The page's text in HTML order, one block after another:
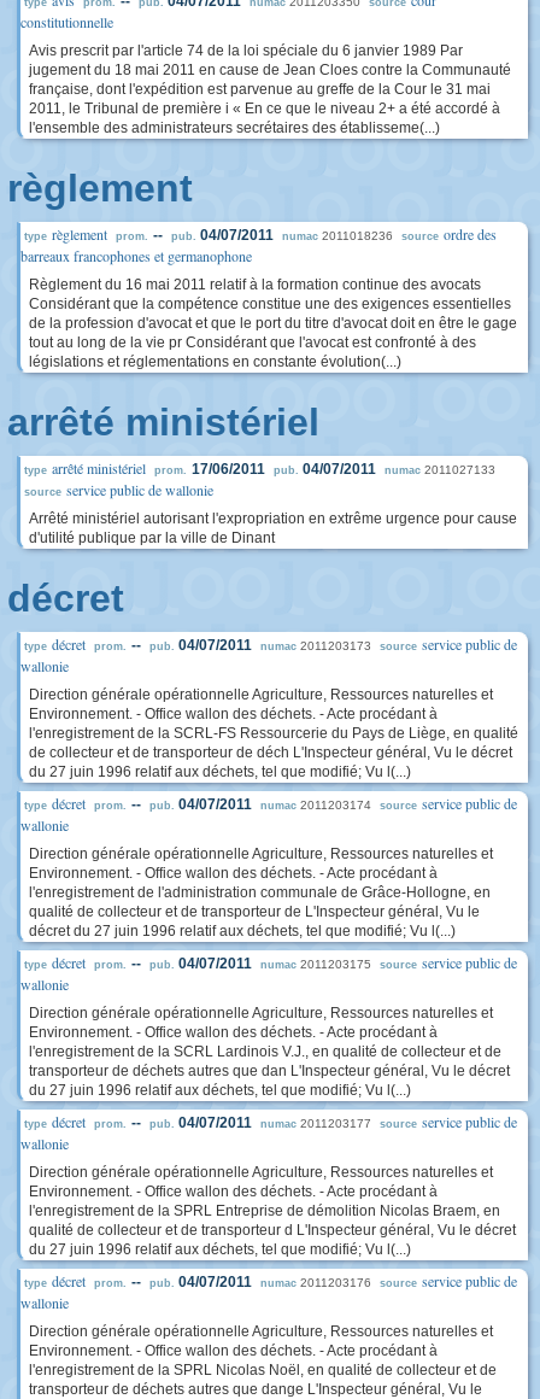
type prom. pub. numac source
constitutionnelle
Avis prescrit par l'article 74 de la loi spéciale du 6 janvier 1989 Par
jugement du 18 mai 2011 en cause de Jean Cloes contre la Communauté
française, dont l'expédition est parvenue au greffe de la Cour le 31 mai
2011, le Tribunal de première i « En ce que le niveau 2+ a été accordé à
l'ensemble des administrateurs secrétaires des établisseme(...)
règlement
type règlement prom. -- pub. 04/07/2011 numac 2011018236 source ordre des
barreaux francophones et germanophone
Règlement du 16 mai 2011 relatif à la formation continue des avocats
Considérant que la compétence constitue une des exigences essentielles
de la profession d'avocat et que le port du titre d'avocat doit en être le gage
tout au long de la vie pr Considérant que l'avocat est confronté à des
législations et réglementations en constante évolution(...)
arrêté ministériel
type arrêté ministériel prom. 17/06/2011 pub. 04/07/2011 numac 2011027133
source service public de wallonie
Arrêté ministériel autorisant l'expropriation en extrême urgence pour cause
d'utilité publique par la ville de Dinant
décret
type décret prom. -- pub. 04/07/2011 numac 2011203173 source service public de
wallonie
Direction générale opérationnelle Agriculture, Ressources naturelles et
Environnement. - Office wallon des déchets. - Acte procédant à
l'enregistrement de la SCRL-FS Ressourcerie du Pays de Liège, en qualité
de collecteur et de transporteur de déch L'Inspecteur général, Vu le décret
du 27 juin 1996 relatif aux déchets, tel que modifié; Vu l(...)
type décret prom. -- pub. 04/07/2011 numac 2011203174 source service public de
wallonie
Direction générale opérationnelle Agriculture, Ressources naturelles et
Environnement. - Office wallon des déchets. - Acte procédant à
l'enregistrement de l'administration communale de Grâce-Hollogne, en
qualité de collecteur et de transporteur de L'Inspecteur général, Vu le
décret du 27 juin 1996 relatif aux déchets, tel que modifié; Vu l(...)
type décret prom. -- pub. 04/07/2011 numac 2011203175 source service public de
wallonie
Direction générale opérationnelle Agriculture, Ressources naturelles et
Environnement. - Office wallon des déchets. - Acte procédant à
l'enregistrement de la SCRL Lardinois V.J., en qualité de collecteur et de
transporteur de déchets autres que dan L'Inspecteur général, Vu le décret
du 27 juin 1996 relatif aux déchets, tel que modifié; Vu l(...)
type décret prom. -- pub. 04/07/2011 numac 2011203177 source service public de
wallonie
Direction générale opérationnelle Agriculture, Ressources naturelles et
Environnement. - Office wallon des déchets. - Acte procédant à
l'enregistrement de la SPRL Entreprise de démolition Nicolas Braem, en
qualité de collecteur et de transporteur d L'Inspecteur général, Vu le décret
du 27 juin 1996 relatif aux déchets, tel que modifié; Vu l(...)
type décret prom. -- pub. 04/07/2011 numac 2011203176 source service public de
wallonie
Direction générale opérationnelle Agriculture, Ressources naturelles et
Environnement. - Office wallon des déchets. - Acte procédant à
l'enregistrement de la SPRL Nicolas Noël, en qualité de collecteur et de
transporteur de déchets autres que dange L'Inspecteur général, Vu le